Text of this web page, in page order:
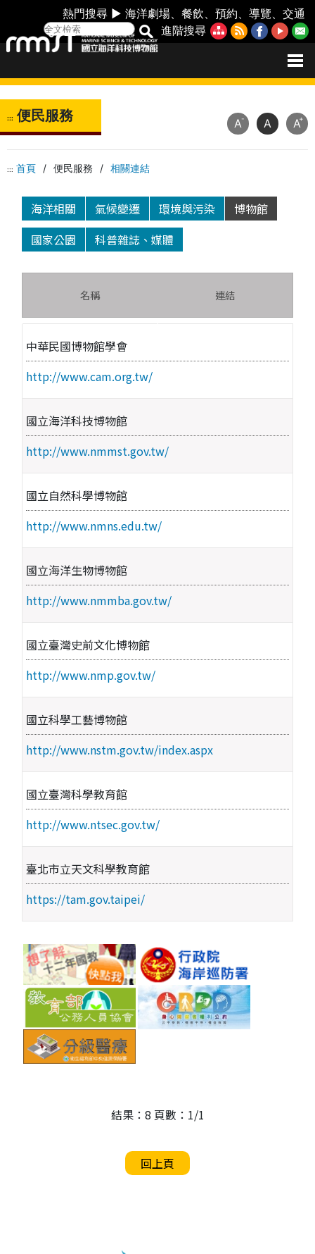
熱門搜尋 ►海洋劇場 、餐飲 、預約 、導覽 、交通
進階搜尋
::: 便民服務
::: 首頁 / 便民服務 / 相關連結
A- A A+
海洋相關 氣候變遷 環境與污染
博物館
國家公園
科普雜誌、媒體
名稱 連結
中華民國博物館學會
http://www.cam.org.tw/
國立海洋科技博物館
http://www.nmmst.gov.tw/
國立自然科學博物館
http://www.nmns.edu.tw/
國立海洋生物博物館
http://www.nmmba.gov.tw/
國立臺灣史前文化博物館
http://www.nmp.gov.tw/
國立科學工藝博物館
http://www.nstm.gov.tw/index.aspx
國立臺灣科學教育館
http://www.ntsec.gov.tw/
臺北市立天文科學教育館
https://tam.gov.taipei/
結果：8 頁數：1/1
回上頁